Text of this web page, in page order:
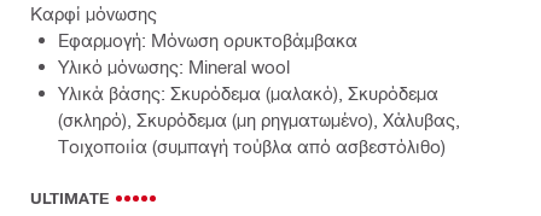
Καρφί μόνωσης
Εφαρμογή: Μόνωση ορυκτοβάμβακα
Υλικό μόνωσης: Mineral wool
Υλικά βάσης: Σκυρόδεμα (μαλακό), Σκυρόδεμα
(σκληρό), Σκυρόδεμα (μη ρηγματωμένο), Χάλυβας,
Τοιχοποιία (συμπαγή τούβλα από ασβεστόλιθο)
ULTIMATE